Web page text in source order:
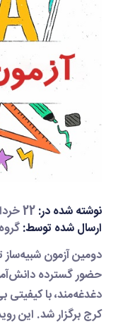
نوشته شده در:22 خرداد 1405
ارسال شده توسط:گروه
دومین آزمون شبیه‌ساز
حضور گسترده
دغدغه‌مند، با کیفیتی
کرج برگزار شد. این